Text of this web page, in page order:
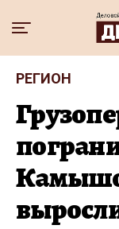
РЕГИОН